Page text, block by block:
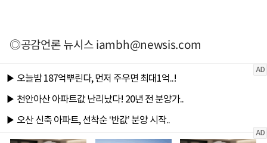
◎공감언론 뉴시스iambh@newsis.com